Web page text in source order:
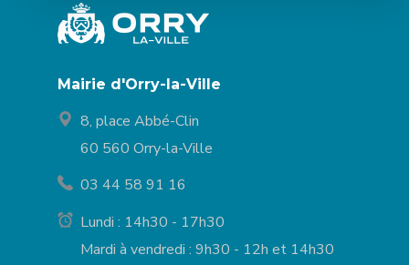
Mairie d'Orry-la-Ville
8, place Abbé-Clin
60 560 Orry-la-Ville
03 44 58 91 16
Lundi : 14h30 - 17h30
Mardi à vendredi : 9h30 - 12h et 14h30